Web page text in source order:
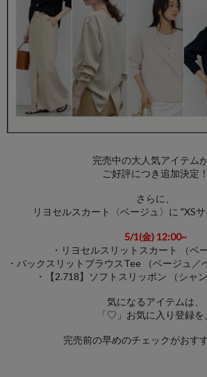
完売中の大人気アイテムが
ご好評につき追加決定！
さらに、
リヨセルスカート〈ベージュ〉に "XSサ
5/1(金) 12:00~
・リヨセルスリットスカート （ベ
・バックスリットブラウスTee （ベージュ／
・【2.718】ソフトスリッポン （シャ
気になるアイテムは、
「♡」お気に入り登録を
完売前の早めのチェックがおす